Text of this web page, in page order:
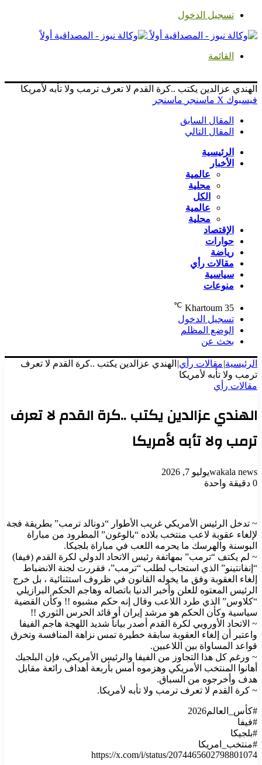
تسجيل الدخول
القائمة
الهندي عزالدين يكتب ..كرة القدم لا تعرف ترمب ولا تأبه لأمريكا
فيسبوك ‫X ماسنجر ماسنجر
المقال السابق
المقال التالي
الرئيسية
الأخبار
عالمية
محلية
الكل
عالمية
محلية
الإقتصاد
حوارات
رياضة
مقالات رأي
سياسية
منوعات
Khartoum 35
℃
تسجيل الدخول
الوضع المظلم
بحث عن
الرئيسية|مقالات رأي| الهندي عزالدين يكتب ..كرة القدم لا تعرف
ترمب ولا تأبه لأمريكا
مقالات رأي
الهندي عزالدين يكتب ..كرة القدم لا تعرف
ترمب ولا تأبه لأمريكا
wakala newsيوليو 7, 2026
0 دقيقة واحدة
‏~ تدخل الرئيس الأمريكي غريب الأطوار “دونالد ترمب” بطريقة فجة
لإلغاء عقوبة لاعب منتخب بلاده “بالوغون” المطرود من مباراة
البوسنة والهرسك ما يحرمه اللعب في مباراة بلجيكا.
~ لم يكتف “ترمب” بمهاتفة رئيس الاتحاد الدولي لكرة القدم (فيفا)
“إنفانتينو” الذي استجاب لطلب “ترمب”، فقررت لجنة الانضباط
إلغاء العقوبة وفق ما يخوله القانون في ظروف استثنائية ، بل خرج
الرئيس المعتوه للعلن وأخبر الدنيا باتصاله وهاجم الحكم البرازيلي
“كلاوس” الذي طرد اللاعب وقال إنه حكم مشبوه !! وكأن القضية
سياسية وكأن الحكم هو مرشد إيران أو قائد الحرس الثوري !!
~ الاتحاد الأوروبي لكرة القدم أصدر بياناً شديد اللهجة هاجم الفيفا
واعتبر أن إلغاء العقوبة سابقة خطيرة تمس نزاهة المنافسة وتخرق
قواعد المساواة بين اللاعبين.
~ ورغم كل هذا التجاوز من الفيفا والرئيس الأمريكي، فإن البلجيك
أهانوا المنتخب الأمريكي وهزموه أمس بأربعة أهداف رائعة مقابل
هدف وأخرجوه من السباق.
~ كرة القدم لا تعرف ترمب ولا تأبه لأمريكا.
https://x.com/i/status/2074465602798801074